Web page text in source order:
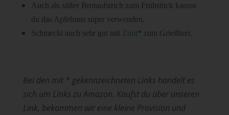
Auch als süßer Brotaufstrich zum Frühstück kannst
du das Apfelmus super verwenden.
Schmeckt auch sehr gut mit Zimt * zum Grießbrei.
Bei den mit * gekennzeichneten Links handelt es
sich um Links zu Amazon. Kaufst du über unseren
Link, bekommen wir eine kleine Provision und